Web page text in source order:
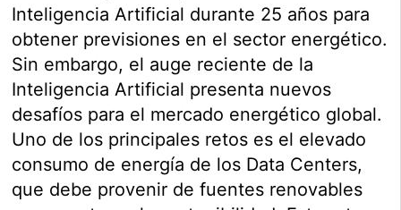
Inteligencia Artificial durante 25 años para
obtener previsiones en el sector energético.
Sin embargo, el auge reciente de la
Inteligencia Artificial presenta nuevos
desafíos para el mercado energético global.
Uno de los principales retos es el elevado
consumo de energía de los Data Centers,
que debe provenir de fuentes renovables